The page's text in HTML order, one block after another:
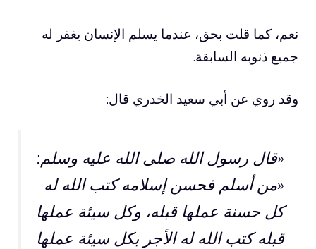
نعم، كما قلت بحق، عندما يسلم الإنسان يغفر له
جميع ذنوبه السابقة.
وقد روي عن أبي سعيد الخدري قال:
«قال رسول الله صلى الله عليه وسلم:
«من أسلم فحسن إسلامه كتب الله له
كل حسنة عملها قبله، وكل سيئة عملها
قبله كتب الله له الأجر بكل سيئة عملها